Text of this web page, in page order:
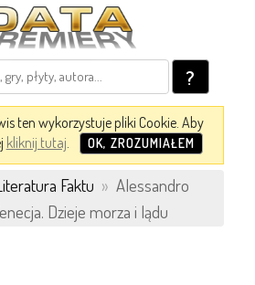
?
ten wykorzystuje pliki Cookie. Aby
kliknij tutaj. OK, ZROZUMIAŁEM
Faktu » Alessandro
Dzieje morza i lądu